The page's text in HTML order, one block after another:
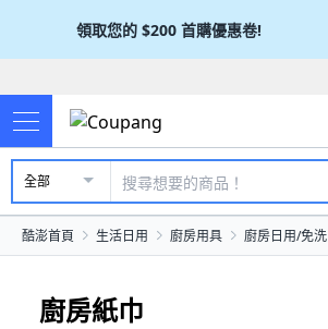
領取您的 $200 首購優惠卷!
全部
酷澎首頁 生活日用 廚房用具 廚房日用/免洗
廚房紙巾